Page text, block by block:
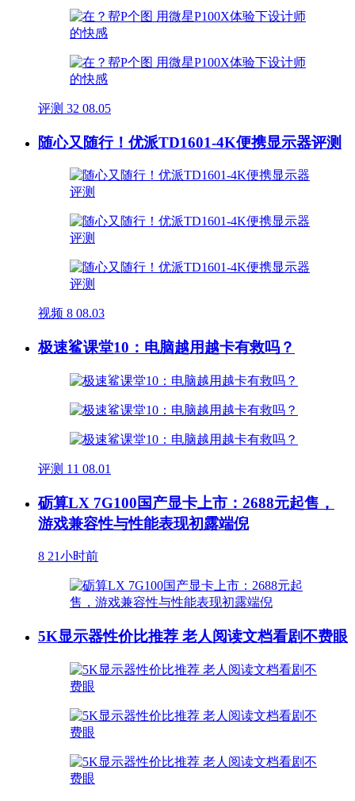
评测 32 08.05
随心又随行！优派TD1601-4K便携显示器评测
视频 8 08.03
极速鲨课堂10：电脑越用越卡有救吗？
评测 11 08.01
砺算LX 7G100国产显卡上市：2688元起售，
游戏兼容性与性能表现初露端倪
8 21小时前
5K显示器性价比推荐 老人阅读文档看剧不费眼